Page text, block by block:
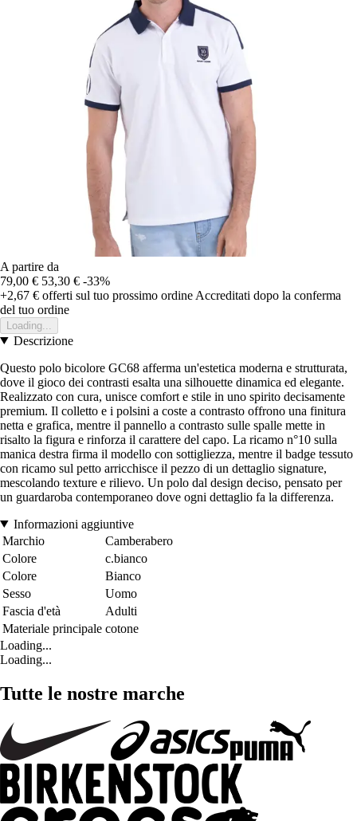
A partire da
79,00 € 53,30 € -33%
+2,67 € offerti sul tuo prossimo ordine Accreditati dopo la conferma
del tuo ordine
Loading...
Descrizione
Questo polo bicolore GC68 afferma un'estetica moderna e strutturata,
dove il gioco dei contrasti esalta una silhouette dinamica ed elegante.
Realizzato con cura, unisce comfort e stile in uno spirito decisamente
premium. Il colletto e i polsini a coste a contrasto offrono una finitura
netta e grafica, mentre il pannello a contrasto sulle spalle mette in
risalto la figura e rinforza il carattere del capo. La ricamo n°10 sulla
manica destra firma il modello con sottigliezza, mentre il badge tessuto
con ricamo sul petto arricchisce il pezzo di un dettaglio signature,
mescolando texture e rilievo. Un polo dal design deciso, pensato per
un guardaroba contemporaneo dove ogni dettaglio fa la differenza.
Informazioni aggiuntive
Marchio
Camberabero
Colore
c.bianco
Colore
Bianco
Sesso
Uomo
Fascia d'età
Adulti
Materiale principale cotone
Loading...
Loading...
Tutte le nostre marche